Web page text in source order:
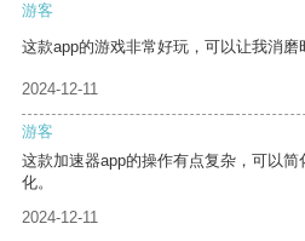
游客
这款app的游戏非常好玩，可以让我消磨
2024-12-11
游客
这款加速器app的操作有点复杂，可以
化。
2024-12-11